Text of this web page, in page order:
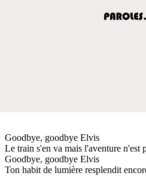
Goodbye, goodbye Elvis
Le train s'en va mais l'aventure n'est
Goodbye, goodbye Elvis
Ton habit de lumière resplendit